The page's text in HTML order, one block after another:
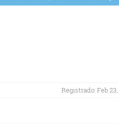
Registrado: Feb 23,